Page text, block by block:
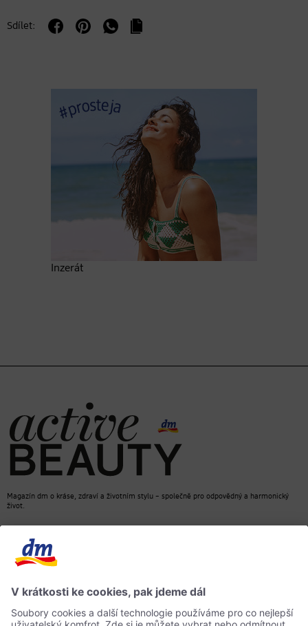
Sdílet:
Inzerát
Magazín dm o kráse, zdraví a životním stylu – společně pro odpovědný a harmonický
život.